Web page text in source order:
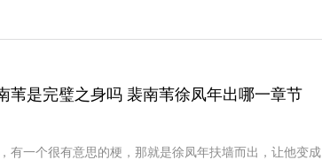
苇是完璧之身吗 裴南苇徐凤年出哪一章节
有一个很有意思的梗，那就是徐凤年扶墙而出，让他变成